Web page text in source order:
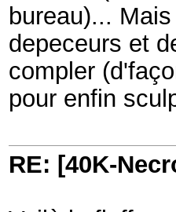
bureau)...
depeceurs et
compler
pour enfin
RE: [40K-